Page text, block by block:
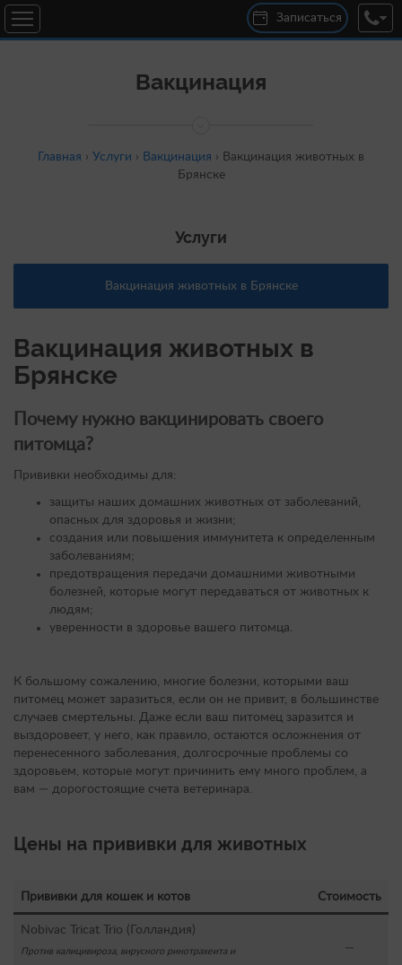
Записаться
Вакцинация
Главная › Услуги › Вакцинация › Вакцинация животных в
Брянске
Услуги
Вакцинация животных в Брянске
Вакцинация животных в
Брянске
Почему нужно вакцинировать своего
питомца?
Прививки необходимы для:
защиты наших домашних животных от заболеваний,
опасных для здоровья и жизни;
создания или повышения иммунитета к определенным
заболеваниям;
предотвращения передачи домашними животными
болезней, которые могут передаваться от животных к
людям;
уверенности в здоровье вашего питомца.
К большому сожалению, многие болезни, которыми ваш
питомец может заразиться, если он не привит, в большинстве
случаев смертельны. Даже если ваш питомец заразится и
выздоровеет, у него, как правило, остаются осложнения от
перенесенного заболевания, долгосрочные проблемы со
здоровьем, которые могут причинить ему много проблем, а
вам — дорогостоящие счета ветеринара.
Цены на прививки для животных
Прививки для кошек и котов Стоимость
Nobivac Tricat Trio (Голландия)
Против калицивироза, вирусного ринотрахеита и
—